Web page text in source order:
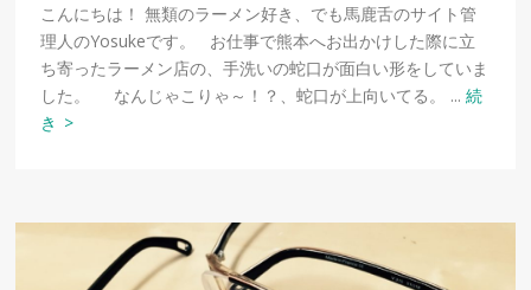
こんにちは！ 無類のラーメン好き、でも馬鹿舌のサイト管
理人のYosukeです。 お仕事で熊本へお出かけした際に立
ち寄ったラーメン店の、手洗いの蛇口が面白い形をしていま
した。 なんじゃこりゃ～！？、蛇口が上向いてる。 ...続
き >